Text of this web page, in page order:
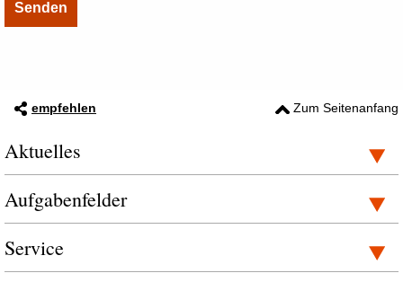
empfehlen Zum Seitenanfang
Aktuelles
Aufgabenfelder
Service